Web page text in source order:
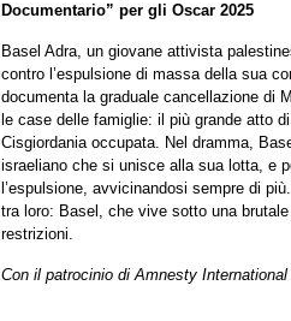
Documentario” per gli Oscar 2025
Basel Adra, un giovane attivista
contro l’espulsione di massa della sua
documenta la graduale cancellazione di
le case delle famiglie: il più grande atto
Cisgiordania occupata. Nel dramma,
israeliano che si unisce alla sua lotta, e
l’espulsione, avvicinandosi sempre di
tra loro: Basel, che vive sotto una
restrizioni.
Con il patrocinio di Amnesty